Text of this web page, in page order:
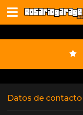
Datos de contacto